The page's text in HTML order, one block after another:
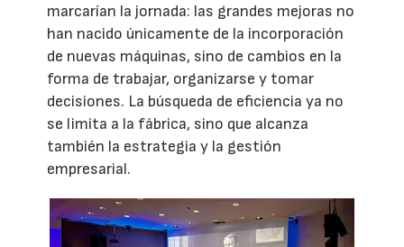
marcarían la jornada: las grandes mejoras no
han nacido únicamente de la incorporación
de nuevas máquinas, sino de cambios en la
forma de trabajar, organizarse y tomar
decisiones. La búsqueda de eficiencia ya no
se limita a la fábrica, sino que alcanza
también la estrategia y la gestión
empresarial.